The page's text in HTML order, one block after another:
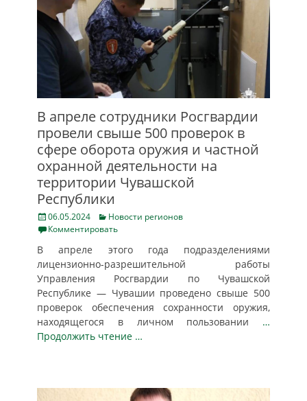
В апреле сотрудники Росгвардии
провели свыше 500 проверок в
сфере оборота оружия и частной
охранной деятельности на
территории Чувашской
Республики
Posted
on
06.05.2024 Categories
Новости регионов
Комментировать
В апреле этого года подразделениями
лицензионно-разрешительной работы
Управления Росгвардии по Чувашской
Республике — Чувашии проведено свыше 500
проверок обеспечения сохранности оружия,
находящегося в личном пользовании …
Продолжить чтение …